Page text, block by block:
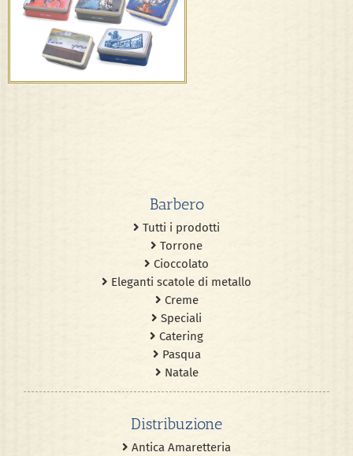
Barbero
Tutti i prodotti
Torrone
Cioccolato
Eleganti scatole di metallo
Creme
Speciali
Catering
Pasqua
Natale
Distribuzione
Antica Amaretteria